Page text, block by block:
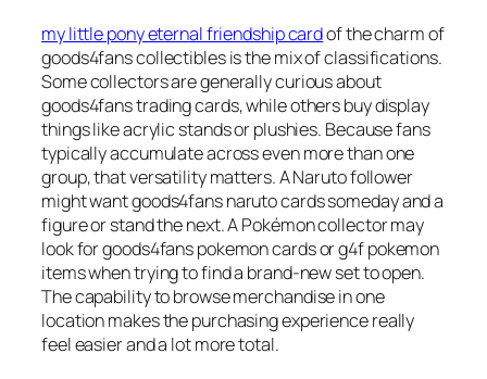
my little pony eternal friendship cardof the charm of
goods4fans collectibles is the mix of classifications.
Some collectors are generally curious about
goods4fans trading cards, while others buy display
things like acrylic stands or plushies. Because fans
typically accumulate across even more than one
group, that versatility matters. A Naruto follower
might want goods4fans naruto cards someday and a
figure or stand the next. A Pokémon collector may
look for goods4fans pokemon cards or g4f pokemon
items when trying to find a brand-new set to open.
The capability to browse merchandise in one
location makes the purchasing experience really
feel easier and a lot more total.